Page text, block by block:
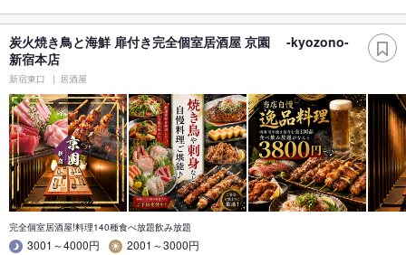
炭火焼き鳥と海鮮 扉付き完全個室居酒屋 京園 -kyozono-
新宿本店
新宿東口 居酒屋
完全個室居酒屋!料理140種食べ放題飲み放題
3001～4000円
2001～3000円